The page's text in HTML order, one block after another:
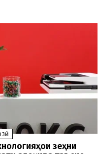
зеҳни